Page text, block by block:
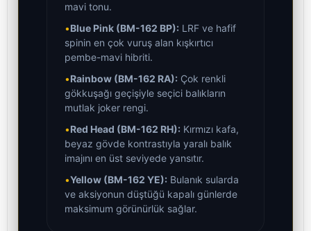
mavi tonu.
•Blue Pink (BM-162 BP): LRF ve hafif
spinin en çok vuruş alan kışkırtıcı
pembe-mavi hibriti.
•Rainbow (BM-162 RA): Çok renkli
gökkuşağı geçişiyle seçici balıkların
mutlak joker rengi.
•Red Head (BM-162 RH): Kırmızı kafa,
beyaz gövde kontrastıyla yaralı balık
imajını en üst seviyede yansıtır.
•Yellow (BM-162 YE): Bulanık sularda
ve aksiyonun düştüğü kapalı günlerde
maksimum görünürlük sağlar.